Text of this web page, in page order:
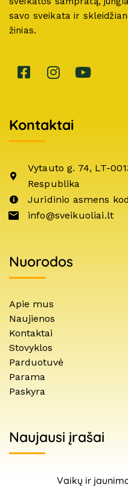
savo sveikata ir
žinias.
Kontaktai
Vytauto g. 74, LT-
Respublika
Juridinio asmens
info@sveikuoliai.lt
Nuorodos
Apie mus
Naujienos
Kontaktai
Stovyklos
Parduotuvė
Parama
Paskyra
Naujausi įrašai
Vaikų ir